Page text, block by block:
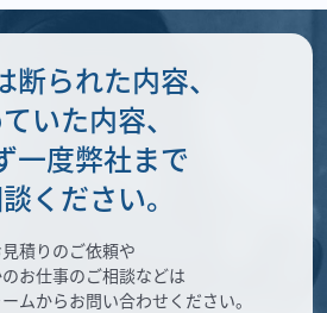
断られた内容、
いた内容、
一度弊社まで
ください。
積りのご依頼や
お仕事のご相談などは
ムからお問い合わせください。